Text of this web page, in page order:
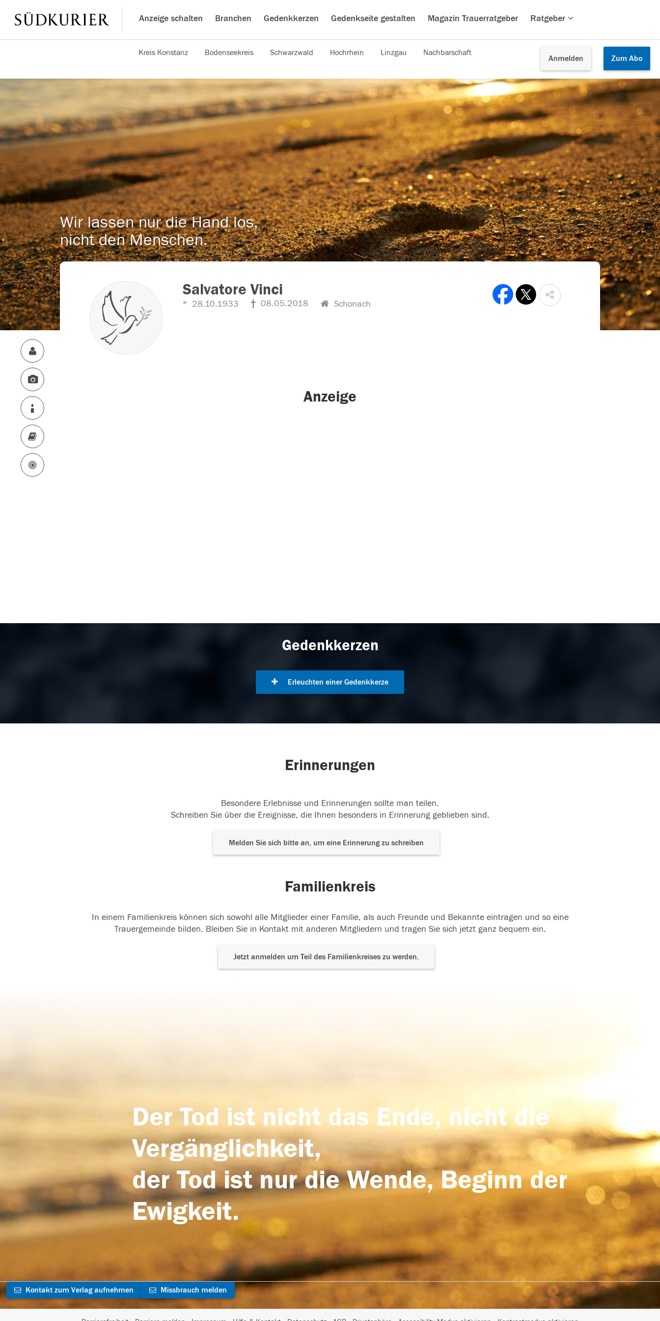
Anzeige schalten Branchen Gedenkkerzen Gedenkseite gestalten Magazin Trauerratgeber Ratgeber
Anmelden Zum Abo
Kreis Konstanz Bodenseekreis Schwarzwald Hochrhein Linzgau Nachbarschaft
Wir lassen nur die Hand los,
nicht den Menschen.
Salvatore Vinci
28.10.1933 08.05.2018 Schonach
Anzeige
Gedenkkerzen
Erleuchten einer Gedenkkerze
Erinnerungen
Besondere Erlebnisse und Erinnerungen sollte man teilen.
Schreiben Sie über die Ereignisse, die Ihnen besonders in Erinnerung geblieben sind.
Melden Sie sich bitte an, um eine Erinnerung zu schreiben
Familienkreis
In einem Familienkreis können sich sowohl alle Mitglieder einer Familie, als auch Freunde und Bekannte eintragen und so eine
Trauergemeinde bilden. Bleiben Sie in Kontakt mit anderen Mitgliedern und tragen Sie sich jetzt ganz bequem ein.
Jetzt anmelden um Teil des Familienkreises zu werden.
Der Tod ist nicht das Ende, nicht die
Vergänglichkeit,
der Tod ist nur die Wende, Beginn der
Ewigkeit.
Kontakt zum Verlag aufnehmen Missbrauch melden